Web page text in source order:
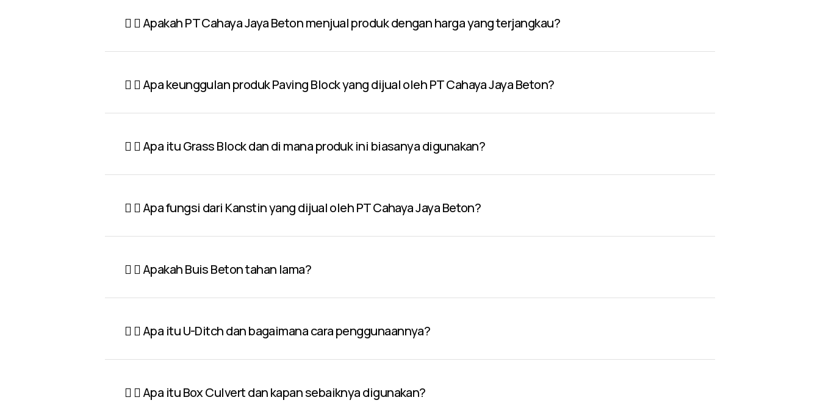
Apakah PT Cahaya Jaya Beton menjual produk dengan harga yang terjangkau?
Apa keunggulan produk Paving Block yang dijual oleh PT Cahaya Jaya Beton?
Apa itu Grass Block dan di mana produk ini biasanya digunakan?
Apa fungsi dari Kanstin yang dijual oleh PT Cahaya Jaya Beton?
Apakah Buis Beton tahan lama?
Apa itu U-Ditch dan bagaimana cara penggunaannya?
Apa itu Box Culvert dan kapan sebaiknya digunakan?